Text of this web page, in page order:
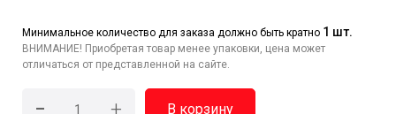
Минимальное количество для заказа должно быть кратно 1 шт.
ВНИМАНИЕ! Приобретая товар менее упаковки, цена может
отличаться от представленной на сайте.
В корзину